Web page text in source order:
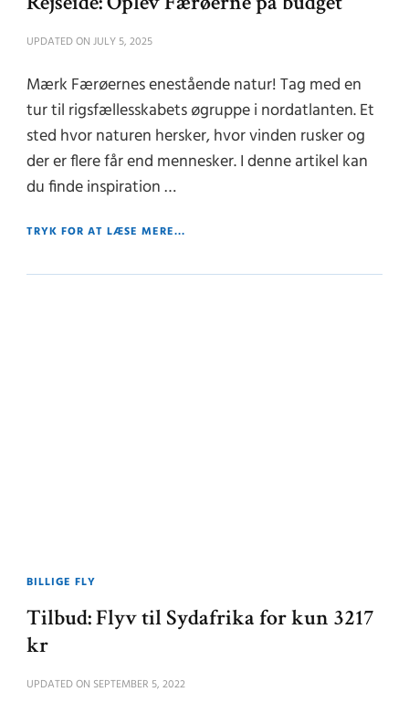
UPDATED ON JULY 5, 2025
Mærk Færøernes enestående natur! Tag med en
tur til rigsfællesskabets øgruppe i nordatlanten. Et
sted hvor naturen hersker, hvor vinden rusker og
der er flere får end mennesker. I denne artikel kan
du finde inspiration …
TRYK FOR AT LÆSE MERE...
BILLIGE FLY
Tilbud: Flyv til Sydafrika for kun 3217
kr
UPDATED ON SEPTEMBER 5, 2022